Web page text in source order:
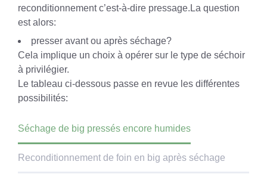
reconditionnement c’est-à-dire pressage.La question
est alors:
presser avant ou après séchage?
Cela implique un choix à opérer sur le type de séchoir
à privilégier.
Le tableau ci-dessous passe en revue les différentes
possibilités:
Séchage de big pressés encore humides
Reconditionnement de foin en big après séchage